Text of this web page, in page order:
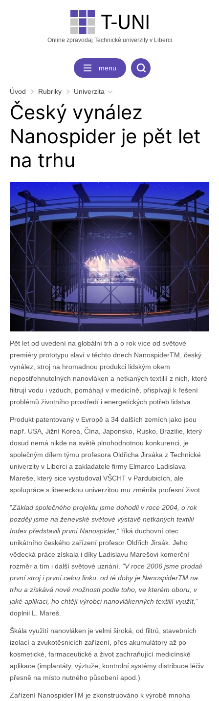
Online zpravodaj Technické univerzity v Liberci
menu
Úvod Rubriky Univerzita
Český vynález
Nanospider je pět let
na trhu
Pět let od uvedení na globální trh a o rok více od světové
premiéry prototypu slaví v těchto dnech NanospiderTM, český
vynález, stroj na hromadnou produkci lidským okem
nepostřehnutelných nanovláken a netkaných textilií z nich, které
filtrují vodu i vzduch, pomáhají v medicíně, přispívají k řešení
problémů životního prostředí i energetických potřeb lidstva.
Produkt patentovaný v Evropě a 34 dalších zemích jako jsou
např. USA, Jižní Korea, Čína, Japonsko, Rusko, Brazílie, který
dosud nemá nikde na světě plnohodnotnou konkurenci, je
společným dílem týmu profesora Oldřicha Jirsáka z Technické
univerzity v Liberci a zakladatele firmy Elmarco Ladislava
Mareše, který sice vystudoval VŠCHT v Pardubicích, ale
spolupráce s libereckou univerzitou mu změnila profesní život.
"Základ společného projektu jsme dohodli v roce 2004, o rok
později jsme na ženevské světové výstavě netkaných textilií
Index představili první Nanospider,“ říká duchovní otec
unikátního českého zařízení profesor Oldřich Jirsák. Jeho
vědecká práce získala i díky Ladislavu Marešovi komerční
rozměr a tím i další světové uznání. "V roce 2006 jsme prodali
první stroj i první celou linku, od té doby je NanospiderTM na
trhu a získává nové možnosti podle toho, ve kterém oboru, v
jaké aplikaci, ho chtějí výrobci nanovlákenných textilií využít,“
doplnil L. Mareš.
Škála využití nanovláken je velmi široká, od filtrů, stavebních
izolací a zvukotěsnicích zařízení, přes akumulátory až po
kosmetické, farmaceutické a život zachraňující medicínské
aplikace (implantáty, výztuže, kontrolní systémy distribuce léčiv
přesně na místo nutného působení apod.)
Zařízení NanospiderTM je zkonstruováno k výrobě mnoha